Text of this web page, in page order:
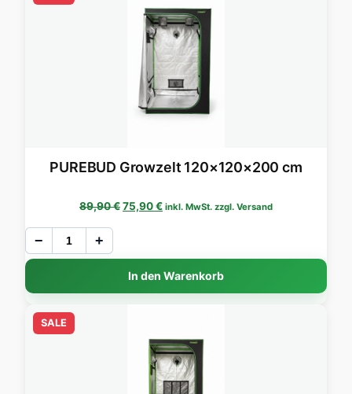
PUREBUD Growzelt 120×120×200 cm
89,90€Ursprünglicher Preis war: 89,90 €
75,90€Aktueller Preis ist: 75,90 €.
inkl. MwSt. zzgl. Versand
− +
In den Warenkorb
SALE